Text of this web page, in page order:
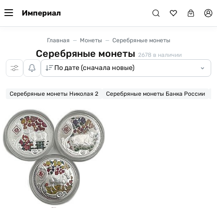
Империал
Главная Монеты Серебряные монеты
Серебряные монеты 2678 в наличии
Серебряные монеты Николая 2 Серебряные монеты Банка России